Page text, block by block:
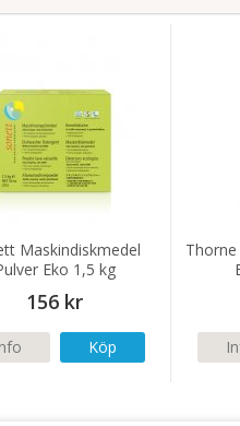
Maskindiskmedel
Eko 1,5 kg
156 kr
Köp